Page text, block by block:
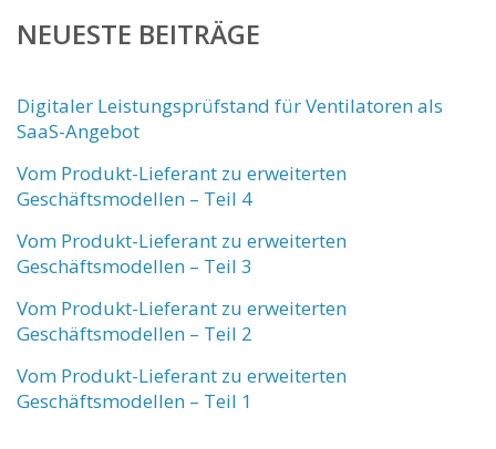
NEUESTE BEITRÄGE
Digitaler Leistungsprüfstand für Ventilatoren als
SaaS-Angebot
Vom Produkt-Lieferant zu erweiterten
Geschäftsmodellen – Teil 4
Vom Produkt-Lieferant zu erweiterten
Geschäftsmodellen – Teil 3
Vom Produkt-Lieferant zu erweiterten
Geschäftsmodellen – Teil 2
Vom Produkt-Lieferant zu erweiterten
Geschäftsmodellen – Teil 1